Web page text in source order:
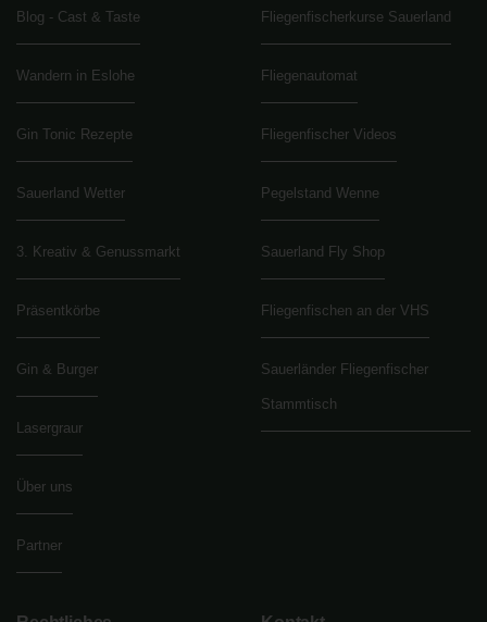
Blog - Cast & Taste
Wandern in Eslohe
Gin Tonic Rezepte
Sauerland Wetter
3. Kreativ & Genussmarkt
Präsentkörbe
Gin & Burger
Lasergraur
Über uns
Partner
Fliegenfischerkurse Sauerland
Fliegenautomat
Fliegenfischer Videos
Pegelstand Wenne
Sauerland Fly Shop
Fliegenfischen an der VHS
Sauerländer Fliegenfischer
Stammtisch